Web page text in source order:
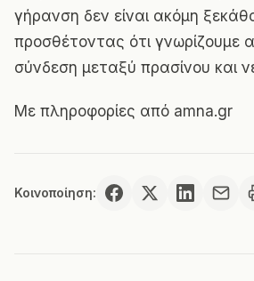
γήρανση δεν είναι ακόμη
προσθέτοντας ότι γνωρίζουμε
σύνδεση μεταξύ πρασίνου και
Με πληροφορίες από amna.gr
Κοινοποίηση: